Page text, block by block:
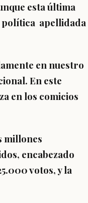
esta última
política apellidada
en nuestro
En este
en los comicios
millones
encabezado
votos, y la